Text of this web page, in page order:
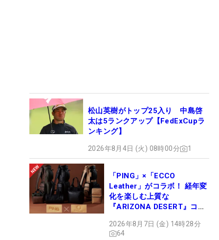
松山英樹がトップ25入り 中島啓
太は5ランクアップ【FedExCupラ
ンキング】
2026年8月4日 (火) 08時00分 1
「PING」×「ECCO
Leather」がコラボ！ 経年変
化を楽しむ上質な
『ARIZONA DESERT』コレ
ュー
2026年8月7日 (金) 14時28分
64